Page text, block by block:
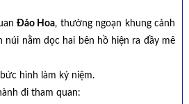
Đảo Hoa, thưởng ngoạn khung cảnh
núi nằm dọc hai bên hồ hiện ra đầy mê
hình làm kỷ niệm.
đi tham quan: